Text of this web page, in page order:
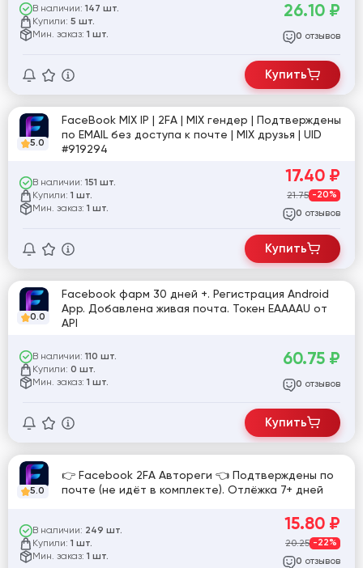
В наличии: 147 шт.
Купили: 5 шт.
Мин. заказ: 1 шт.
26.10 ₽
0 отзывов
Купить
5.0
FaceBook MIX IP | 2FA | MIX гендер | Подтверждены
по EMAIL без доступа к почте | MIX друзья | UID
#919294
В наличии: 151 шт.
Купили: 1 шт.
Мин. заказ: 1 шт.
17.40 ₽
21.75 -20%
0 отзывов
Купить
0.0
Facebook фарм 30 дней +. Регистрация Android
App. Добавлена живая почта. Токен EAAAAU от
API
В наличии: 110 шт.
Купили: 0 шт.
Мин. заказ: 1 шт.
60.75 ₽
0 отзывов
Купить
5.0
👉 Facebook 2FA Автореги 👈 Подтверждены по
почте (не идёт в комплекте). Отлёжка 7+ дней
В наличии: 249 шт.
Купили: 1 шт.
Мин. заказ: 1 шт.
15.80 ₽
20.25 -22%
0 отзывов